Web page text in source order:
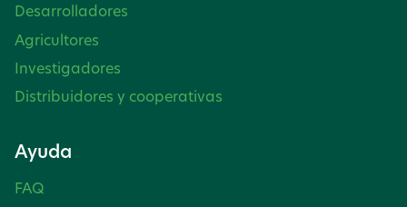
Desarrolladores
Agricultores
Investigadores
Distribuidores y cooperativas
Ayuda
FAQ